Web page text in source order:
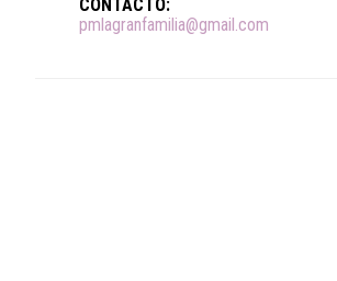
CONTACTO:
pmlagranfamilia@gmail.com